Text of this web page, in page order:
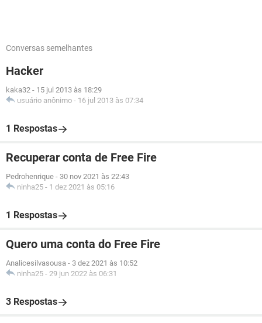
Conversas semelhantes
Hacker
kaka32 - 15 jul 2013 às 18:29
usuário anônimo - 16 jul 2013 às 07:34
1 Respostas
Recuperar conta de Free Fire
Pedrohenrique - 30 nov 2021 às 22:43
ninha25 - 1 dez 2021 às 05:16
1 Respostas
Quero uma conta do Free Fire
Analicesilvasousa - 3 dez 2021 às 10:52
ninha25 - 29 jun 2022 às 06:31
3 Respostas